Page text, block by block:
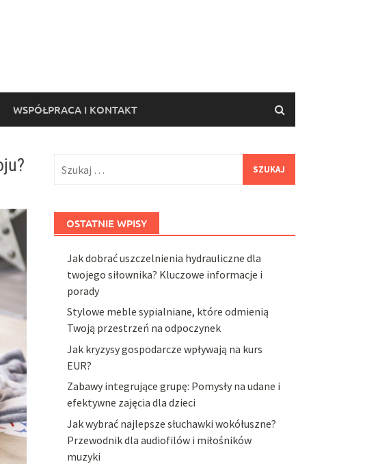
WSPÓŁPRACA I KONTAKT
OSTATNIE WPISY
Jak dobrać uszczelnienia hydrauliczne dla
twojego siłownika? Kluczowe informacje i
porady
Stylowe meble sypialniane, które odmienią
Twoją przestrzeń na odpoczynek
Jak kryzysy gospodarcze wpływają na kurs
EUR?
Zabawy integrujące grupę: Pomysły na udane i
efektywne zajęcia dla dzieci
Jak wybrać najlepsze słuchawki wokółuszne?
Przewodnik dla audiofilów i miłośników
muzyki